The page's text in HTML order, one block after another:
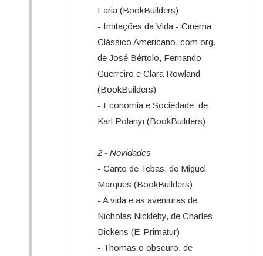
Faria (BookBuilders)
- Imitações da Vida - Cinema
Clássico Americano, com org.
de José Bértolo, Fernando
Guerreiro e Clara Rowland
(BookBuilders)
- Economia e Sociedade, de
Karl Polanyi (BookBuilders)
2 - Novidades
- Canto de Tebas, de Miguel
Marques (BookBuilders)
- A vida e as aventuras de
Nicholas Nickleby, de Charles
Dickens (E-Primatur)
- Thomas o obscuro, de